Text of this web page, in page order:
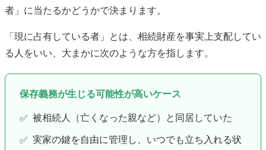
者」に当たるかどうかで決まります。
「現に占有している者」とは、相続財産を事実上支配してい
る人をいい、大まかに次のような方を指します。
保存義務が生じる可能性が高いケース
✅ 被相続人（亡くなった親など）と同居していた
✅ 実家の鍵を自由に管理し、いつでも立ち入れる状